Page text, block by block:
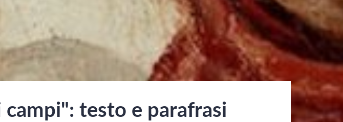
testo e parafrasi